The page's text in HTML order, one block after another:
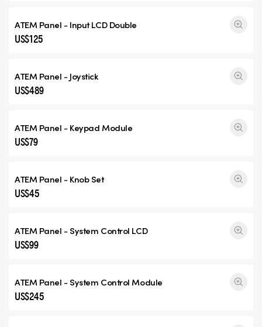
ATEM Panel - InputLCD Double
US$125
ATEM Panel - Joystick
US$489
ATEM Panel - Keypad Module
US$79
ATEM Panel - Knob Set
US$45
ATEM Panel - System Control LCD
US$99
ATEM Panel - System Control Module
US$245